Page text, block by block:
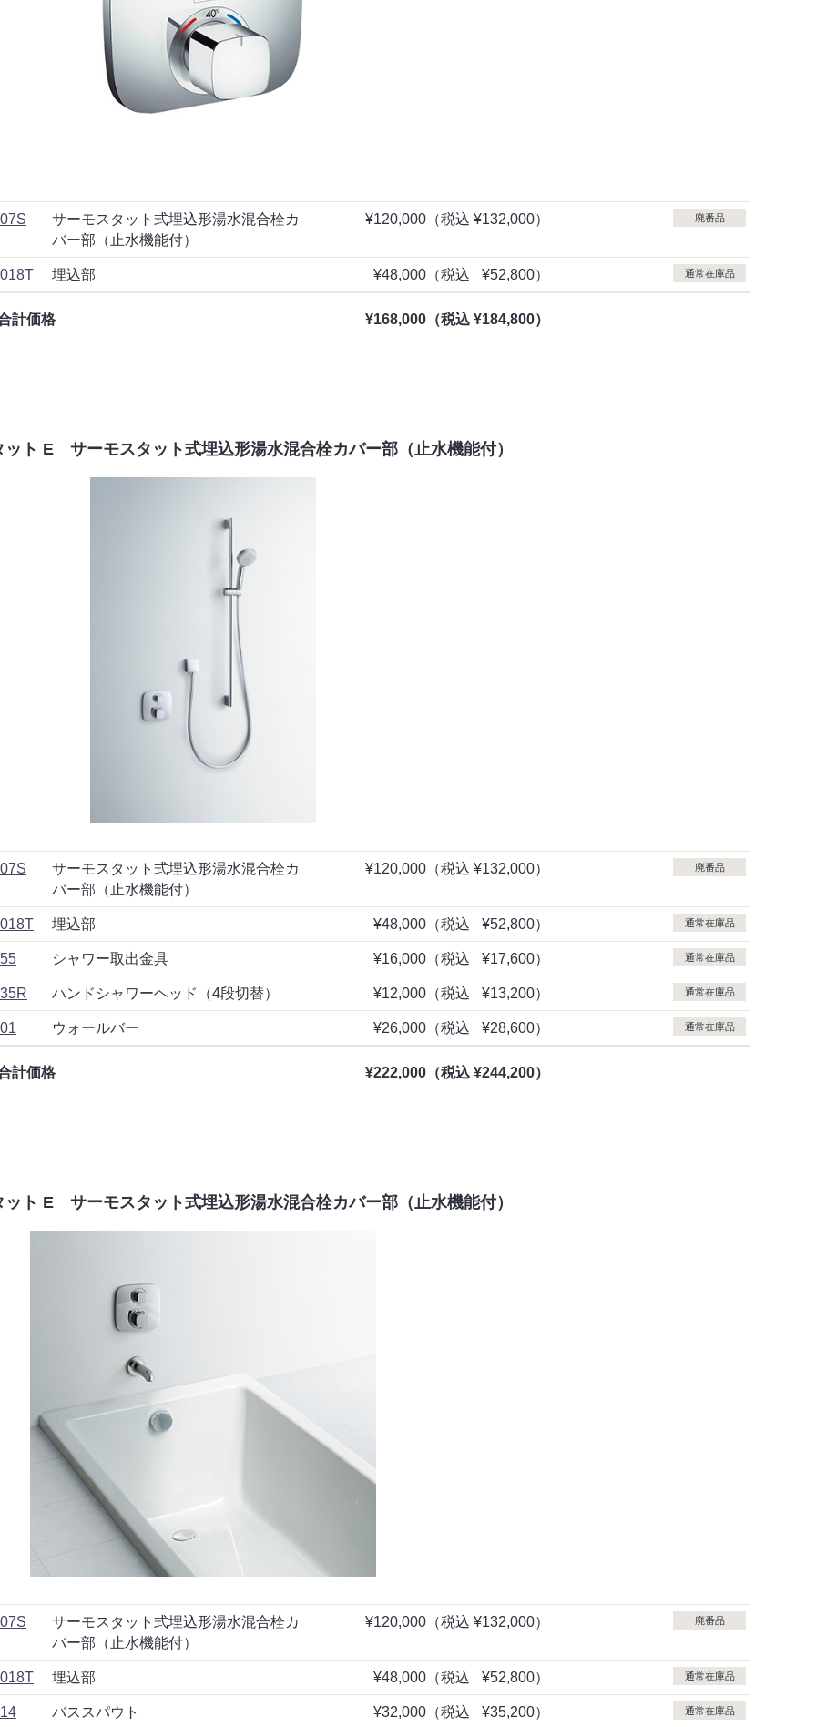
サーモスタット式埋込形湯水混合栓カ
バー部（止水機能付）
¥120,000 （税込 ¥132,000） 廃番品
埋込部 ¥48,000 （税込 ¥52,800） 通常在庫品
計価格 ¥168,000 （税込 ¥184,800）
ット E サーモスタット式埋込形湯水混合栓カバー部（止水機能付）
サーモスタット式埋込形湯水混合栓カ
バー部（止水機能付）
¥120,000 （税込 ¥132,000） 廃番品
埋込部 ¥48,000 （税込 ¥52,800） 通常在庫品
シャワー取出金具 ¥16,000 （税込 ¥17,600） 通常在庫品
ハンドシャワーヘッド（4段切替） ¥12,000 （税込 ¥13,200） 通常在庫品
ウォールバー ¥26,000 （税込 ¥28,600） 通常在庫品
計価格 ¥222,000 （税込 ¥244,200）
ット E サーモスタット式埋込形湯水混合栓カバー部（止水機能付）
サーモスタット式埋込形湯水混合栓カ
バー部（止水機能付）
¥120,000 （税込 ¥132,000） 廃番品
埋込部 ¥48,000 （税込 ¥52,800） 通常在庫品
バススパウト ¥32,000 （税込 ¥35,200） 通常在庫品